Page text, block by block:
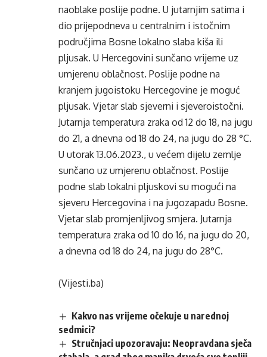
naoblake poslije podne. U jutarnjim satima i
dio prijepodneva u centralnim i istočnim
područjima Bosne lokalno slaba kiša ili
pljusak. U Hercegovini sunčano vrijeme uz
umjerenu oblačnost. Poslije podne na
kranjem jugoistoku Hercegovine je moguć
pljusak. Vjetar slab sjeverni i sjeveroistočni.
Jutarnja temperatura zraka od 12 do 18, na jugu
do 21, a dnevna od 18 do 24, na jugu do 28 °C.
U utorak 13.06.2023., u većem dijelu zemlje
sunčano uz umjerenu oblačnost. Poslije
podne slab lokalni pljuskovi su mogući na
sjeveru Hercegovina i na jugozapadu Bosne.
Vjetar slab promjenljivog smjera. Jutarnja
temperatura zraka od 10 do 16, na jugu do 20,
a dnevna od 18 do 24, na jugu do 28°C.
(Vijesti.ba)
Kakvo nas vrijeme očekuje u narednoj
sedmici?
Stručnjaci upozoravaju: Neopravdana sječa